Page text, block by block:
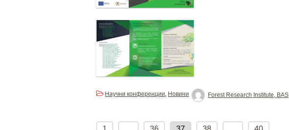
Forest Research Institute, BAS
Научни конференции Новини
pagination